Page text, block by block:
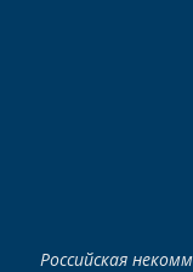
Российская